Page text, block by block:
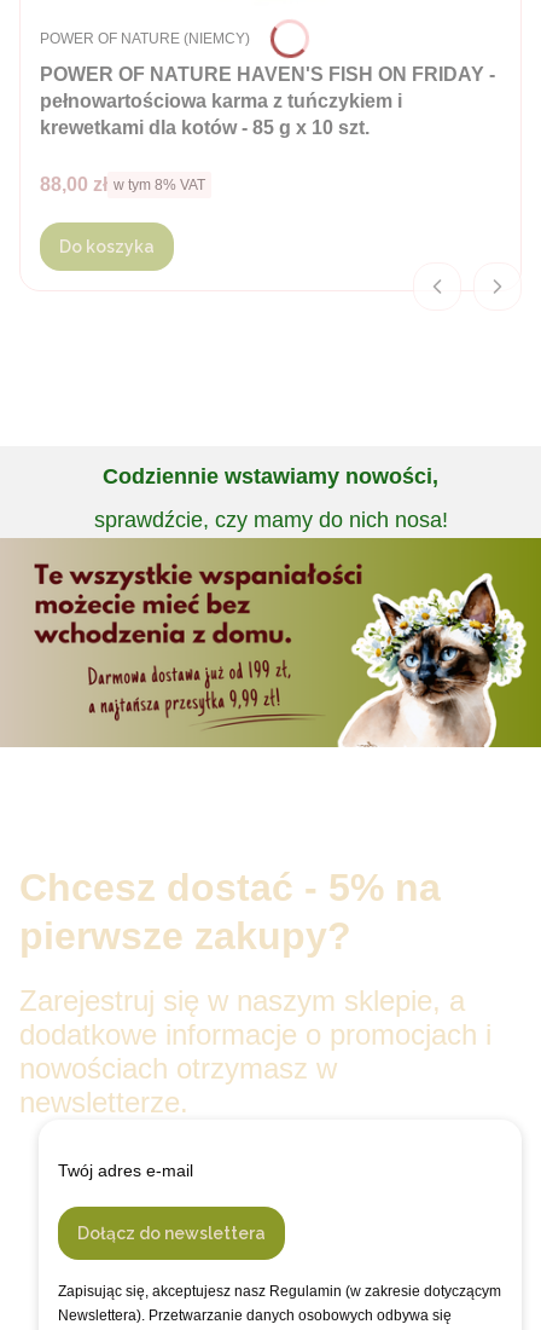
POWER OF NATURE HAVEN'S FISH ON FRIDAY -
pełnowartościowa karma z tuńczykiem i
krewetkami dla kotów - 85 g x 10 szt.
PRODUCENT
POWER OF NATURE (NIEMCY)
Cena brutto
88,00 zł w tym %s VAT
w tym 8% VAT
Do koszyka
Codziennie wstawiamy nowości,
sprawdźcie, czy mamy do nich nosa!
Chcesz dostać - 5% na
pierwsze zakupy?
Zarejestruj się w naszym sklepie, a
dodatkowe informacje o promocjach i
nowościach otrzymasz w
newsletterze.
Twój adres e-mail
Dołącz do newslettera
Zapisując się, akceptujesz nasz Regulamin (w zakresie dotyczącym
Newslettera). Przetwarzanie danych osobowych odbywa się